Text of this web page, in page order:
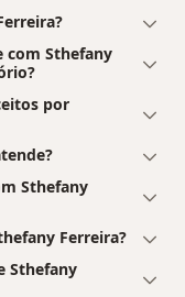
com Sthefany
por
Sthefany
Ferreira?
Sthefany